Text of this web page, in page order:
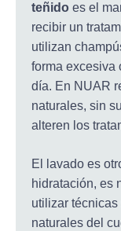
teñido es el
recibir un
utilizan
forma excesiva
día. En NUAR
naturales, sin
alteren los
El lavado es
hidratación, es
utilizar
naturales del